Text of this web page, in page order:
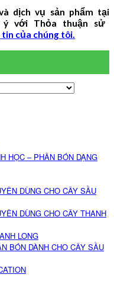
dịch vụ sản phẩm tại
ý với Thỏa thuận sử
của chúng tôi.
HỌC – PHÂN BÓN DẠNG
DÙNG CHO CÂY SẦU
DÙNG CHO CÂY THANH
LONG
BÓN DÀNH CHO CÂY SẦU